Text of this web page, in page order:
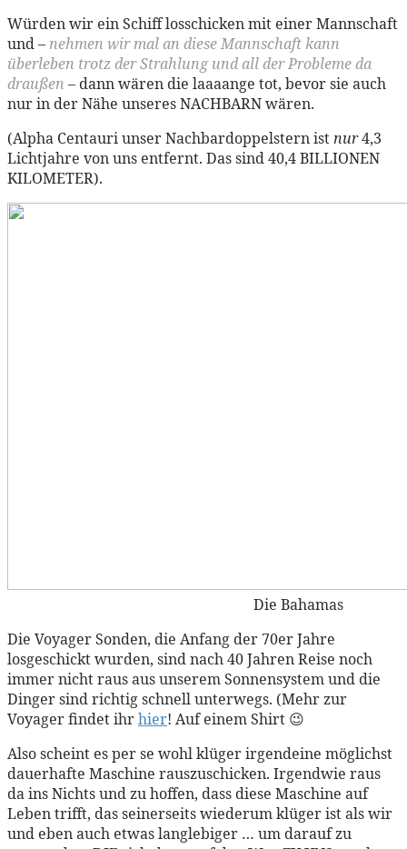
Würden wir ein Schiff losschicken mit einer Mannschaft
und – nehmen wir mal an diese Mannschaft kann
überleben trotz der Strahlung und all der Probleme da
draußen – dann wären die laaaange tot, bevor sie auch
nur in der Nähe unseres NACHBARN wären.
(Alpha Centauri unser Nachbardoppelstern istnur4,3
Lichtjahre von uns entfernt. Das sind 40,4 BILLIONEN
KILOMETER).
Die Bahamas
Die Voyager Sonden, die Anfang der 70er Jahre
losgeschickt wurden, sind nach 40 Jahren Reise noch
immer nicht raus aus unserem Sonnensystem und die
Dinger sind richtig schnell unterwegs. (Mehr zur
Voyager findet ihrhier! Auf einem Shirt 😉
Also scheint es per se wohl klüger irgendeine möglichst
dauerhafte Maschine rauszuschicken. Irgendwie raus
da ins Nichts und zu hoffen, dass diese Maschine auf
Leben trifft, das seinerseits wiederum klüger ist als wir
und eben auch etwas langlebiger … um darauf zu